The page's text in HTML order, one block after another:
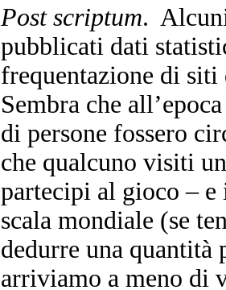
Post scriptum.
pubblicati dati
frequentazione di
Sembra che
di persone fossero
che qualcuno visiti
partecipi al gioco – e
scala mondiale (se
dedurre una
arriviamo a meno di